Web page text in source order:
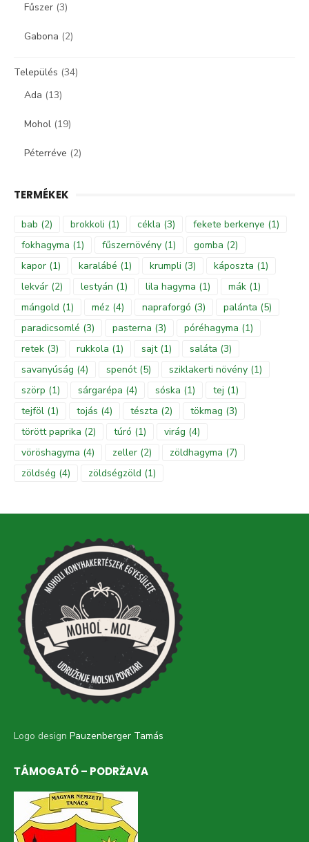
Fűszer (3)
Gabona (2)
Település (34)
Ada (13)
Mohol (19)
Péterréve (2)
TERMÉKEK
bab (2) brokkoli (1) cékla (3) fekete berkenye (1)
fokhagyma (1) fűszernövény (1) gomba (2)
kapor (1) karalábé (1) krumpli (3) káposzta (1)
lekvár (2) lestyán (1) lila hagyma (1) mák (1)
mángold (1) méz (4) napraforgó (3) palánta (5)
paradicsomlé (3) pasterna (3) póréhagyma (1)
retek (3) rukkola (1) sajt(1) saláta (3)
savanyúság (4) spenót(5) sziklakerti növény (1)
szörp (1) sárgarépa (4) sóska (1) tej (1)
tejföl (1) tojás (4) tészta (2) tökmag (3)
törött paprika (2) túró (1) virág (4)
vöröshagyma (4) zeller (2) zöldhagyma (7)
zöldség (4) zöldségzöld (1)
Logo design Pauzenberger Tamás
ТÁMOGATÓ – PODRŽAVA